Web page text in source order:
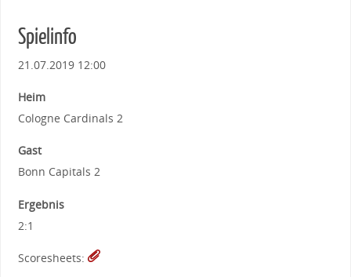
Spielinfo
21.07.2019 12:00
Heim
Cologne Cardinals 2
Gast
Bonn Capitals 2
Ergebnis
2:1
Scoresheets: